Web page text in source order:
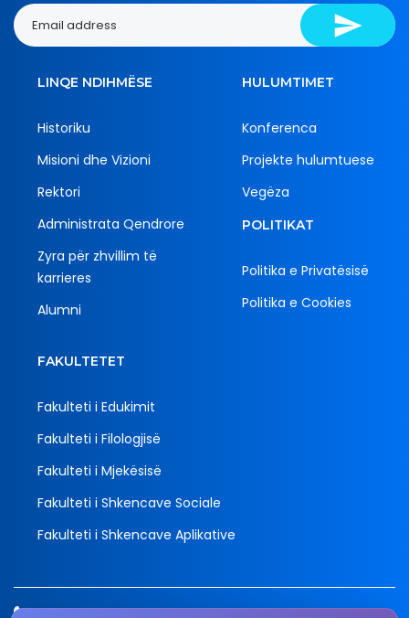
LINQE NDIHMËSE
Historiku
Misioni dhe Vizioni
Rektori
Administrata Qendrore
Zyra për zhvillim të
karrieres
Alumni
HULUMTIMET
Konferenca
Projekte hulumtuese
Vegëza
POLITIKAT
Politika e Privatësisë
Politika e Cookies
FAKULTETET
Fakulteti i Edukimit
Fakulteti i Filologjisë
Fakulteti i Mjekësisë
Fakulteti i Shkencave Sociale
Fakulteti i Shkencave Aplikative